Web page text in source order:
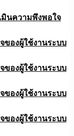
มินความพึงพอใจ
ของผู้ใช้งานระบบ
ของผู้ใช้งานระบบ
ของผู้ใช้งานระบบ
ของผู้ใช้งานระบบ